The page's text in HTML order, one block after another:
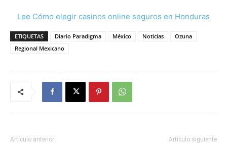
Lee Cómo elegir casinos online seguros en Honduras
ETIQUETAS Diario Paradigma México Noticias
Ozuna
Regional Mexicano
Artículo anterior Artículo siguiente